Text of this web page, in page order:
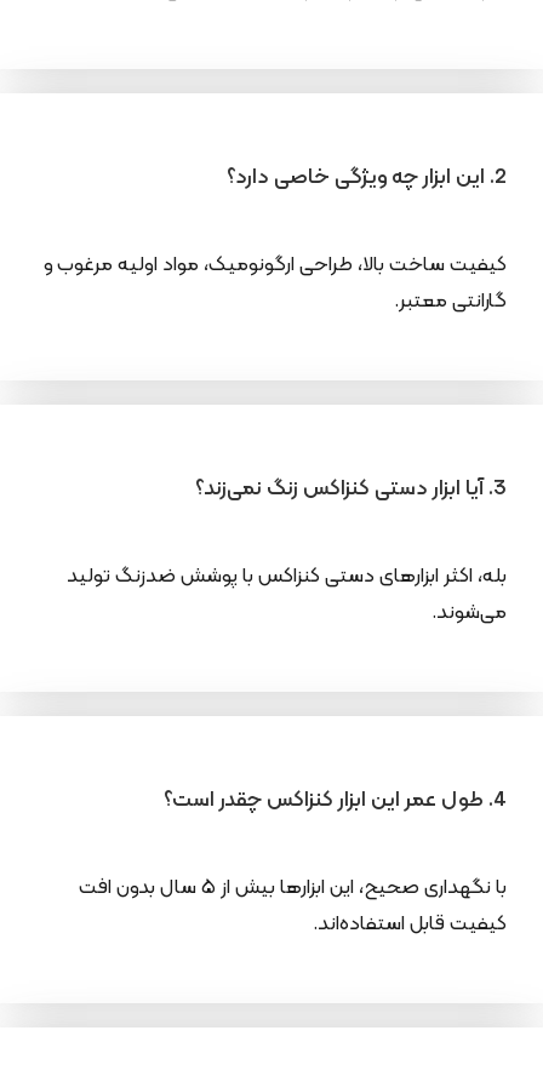
2. این ابزار چه ویژگی خاصی دارد؟
کیفیت ساخت بالا، طراحی ارگونومیک، مواد اولیه مرغوب و
گارانتی معتبر.
3. آیا ابزار دستی کنزاکس زنگ نمی‌زند؟
بله، اکثر ابزارهای دستی کنزاکس با پوشش ضدزنگ تولید
می‌شوند.
4. طول عمر این ابزار کنزاکس چقدر است؟
با نگهداری صحیح، این ابزارها بیش از ۵ سال بدون افت
کیفیت قابل استفاده‌اند.